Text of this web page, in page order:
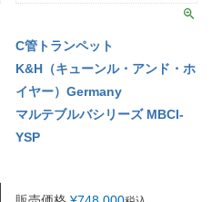
C管トランペット
K&H（キューンル・アンド・ホ
イヤー）Germany
マルテブルバシリーズ MBCI-
YSP